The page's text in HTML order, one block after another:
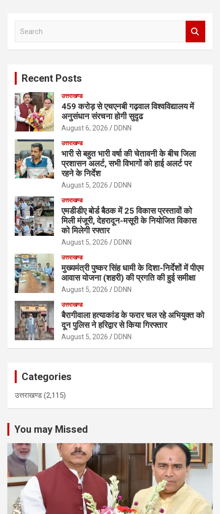
Recent Posts
उत्तराखण्ड
459 करोड़ से एचएनबी गढ़वाल विश्वविद्यालय में
अनुसंधान संरचना होगी सुदृढ
August 6, 2026 DDNN
उत्तराखण्ड
भारी से बहुत भारी वर्षा की चेतावनी के बीच जिला
प्रशासन अलर्ट, सभी विभागों को हाई अलर्ट पर
रहने के निर्देश
August 5, 2026 DDNN
उत्तराखण्ड
एमडीडीए बोर्ड बैठक में 25 विकास प्रस्तावों को
मिली मंजूरी, देहरादून-मसूरी के नियोजित विकास
को मिलेगी रफ्तार
August 5, 2026 DDNN
उत्तराखण्ड
मुख्यमंत्री पुष्कर सिंह धामी के दिशा-निर्देशों में पीएम
आवास योजना (शहरी) की प्रगति की हुई समीक्षा
August 5, 2026 DDNN
उत्तराखण्ड
बैरागीवाला हत्याकांड के फरार चल रहे अभियुक्त को
दून पुलिस ने हरिद्वार से किया गिरफ्तार
August 5, 2026 DDNN
Categories
उत्तराखण्ड(2,115)
You may Missed